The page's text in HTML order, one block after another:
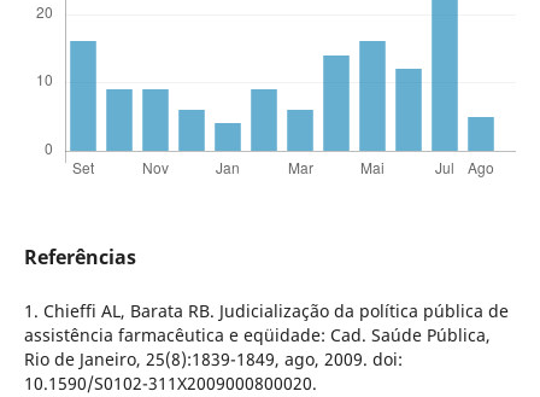
Referências
1. Chieffi AL, Barata RB. Judicialização da política pública de
assistência farmacêutica e eqüidade: Cad. Saúde Pública,
Rio de Janeiro, 25(8):1839-1849, ago, 2009. doi:
10.1590/S0102-311X2009000800020.